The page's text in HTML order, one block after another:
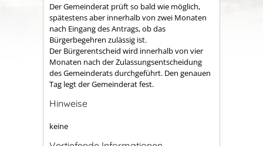
Der Gemeinderat prüft so bald wie möglich,
spätestens aber innerhalb von zwei Monaten
nach Eingang des Antrags, ob das
Bürgerbegehren zulässig ist.
Der Bürgerentscheid wird innerhalb von vier
Monaten nach der Zulassungsentscheidung
des Gemeinderats durchgeführt. Den genauen
Tag legt der Gemeinderat fest.
Hinweise
keine